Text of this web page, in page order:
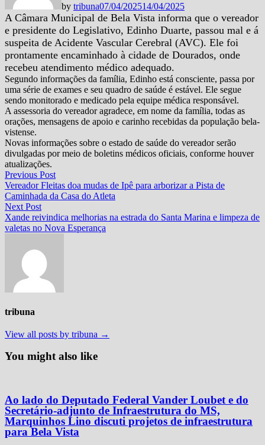
by tribuna07/04/202514/04/2025
A Câmara Municipal de Bela Vista informa que o vereador
e presidente do Legislativo, Edinho Duarte, passou mal e á
suspeita de Acidente Vascular Cerebral (AVC). Ele foi
prontamente encaminhado à cidade de Dourados, onde
recebeu atendimento médico adequado.
Segundo informações da família, Edinho está consciente, passa por
uma série de exames e seu quadro de saúde é estável. Ele segue
sendo monitorado e medicado pela equipe médica responsável.
A assessoria do vereador agradece, em nome da família, todas as
orações, mensagens de apoio e carinho recebidas da população bela-
vistense.
Novas informações sobre o estado de saúde do vereador serão
divulgadas por meio de boletins médicos oficiais, conforme houver
atualizações.
Navegação
de
Post
Previous PostPrevious
post:
Vereador Fleitas doa mudas de Ipê para arborizar a Pista de
Caminhada da Casa do Atleta
Next PostNext
post:
Xande reivindica melhorias na estrada do Santa Marina e limpeza de
valetas no Nova Esperança
tribuna
View all posts by tribuna →
You might also like
Ao lado do Deputado Federal Vander Loubet e do
Secretário-adjunto de Infraestrutura do MS,
Marquinhos Lino discuti projetos de infraestrutura
para Bela Vista